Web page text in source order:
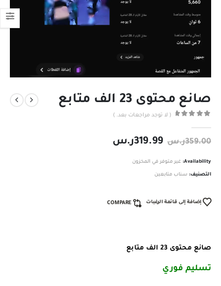
صانع محتوى 23 الف متابع
( لا توجد مراجعات بعد. )
359.00ر.س 319.99ر.س
Availability: غير متوفر في المخزون
التصنيف: سناب متابعين
إضافة إلى قائمة الرغبات COMPARE
صانع محتوى 23 الف متابع
تسليم فوري ️